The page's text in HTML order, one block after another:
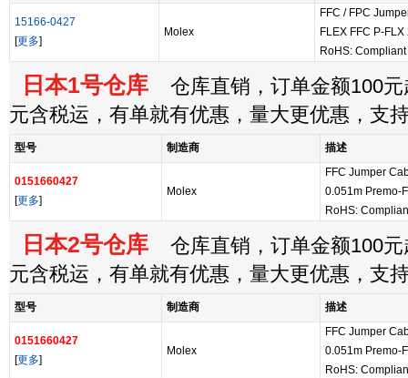
15166-0427
[更多]
Molex
FFC / FPC
FLEX FFC P-FLX
RoHS: Compliant
日本1号仓库 仓库直销，订单金额100元
元含税运，有单就有优惠，量大更优惠，支
型号 制造商 描述
0151660427
[更多]
Molex
FFC Jumper
0.051m Premo-
RoHS:
日本2号仓库 仓库直销，订单金额100元
元含税运，有单就有优惠，量大更优惠，支
型号 制造商 描述
0151660427
[更多]
Molex
FFC Jumper
0.051m Premo-
RoHS: